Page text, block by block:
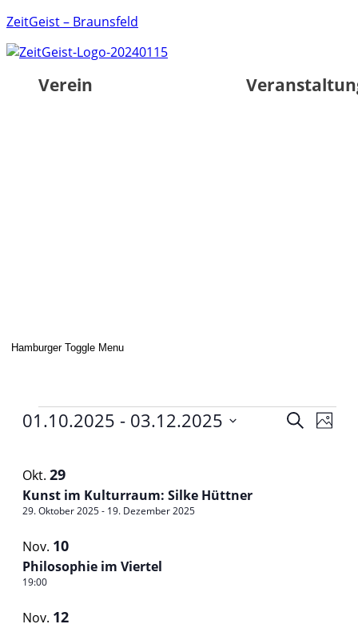
ZeitGeist – Braunsfeld
Verein
Hamburger Toggle Menu
Veranstaltungen SucheFoto
01.10.2025 - 03.12.2025
of
Veranstaltungen
in
Photo
View
Okt. 29
Kunst im Kulturraum: Silke Hüttner
29. Oktober 2025- 19. Dezember 2025
Nov. 10
Philosophie im Viertel
19:00
Nov. 12